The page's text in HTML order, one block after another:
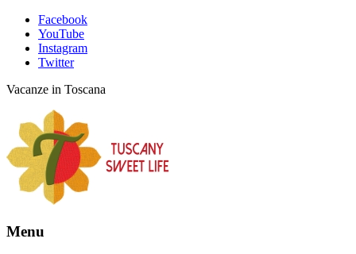
Facebook
YouTube
Instagram
Twitter
Vacanze in Toscana
Menu